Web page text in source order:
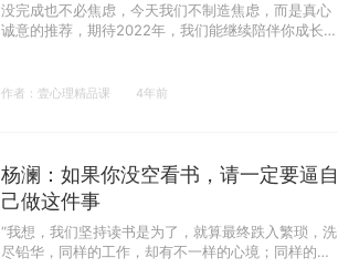
没完成也不必焦虑，今天我们不制造焦虑，而是真心
诚意的推荐，期待2022年，我们能继续陪伴你成长改
作者：壹心理精品课 4年前
杨澜：如果你没空看书，请一定要逼自
己做这件事
“我想，我们坚持读书是为了，就算最终跌入繁琐，洗
尽铅华，同样的工作，却有不一样的心境；同样的家